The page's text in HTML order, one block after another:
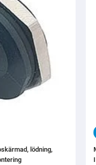
lödning,